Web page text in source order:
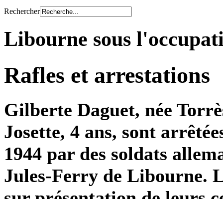
Rechercher
Libourne sous
Rafles et arrestations
Gilberte Daguet, née
Josette, 4 ans, sont
1944 par des soldats
Jules-Ferry de Libourne.